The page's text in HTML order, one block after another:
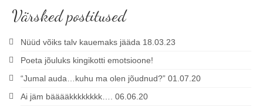
Värsked postitused
Nüüd võiks talv kauemaks jääda 18.03.23
Poeta jõuluks kingikotti emotsioone!
“Jumal auda…kuhu ma olen jõudnud?” 01.07.20
Ai jäm bääääkkkkkkkk…. 06.06.20